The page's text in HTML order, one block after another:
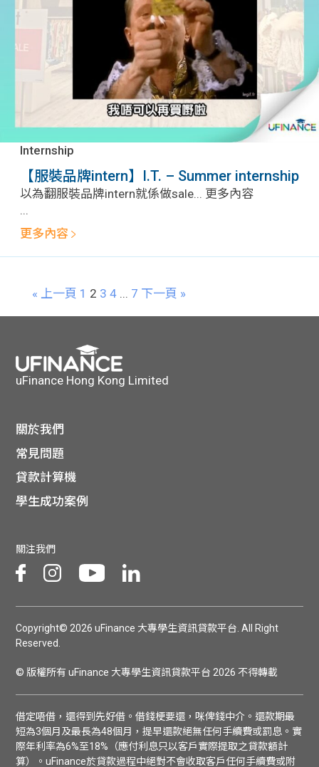
Internship
【服裝品牌intern】I.T. – Summer internship
以為翻服裝品牌intern就係做sale... 更多內容
...
更多內容
« 上一頁 1 2 3 4 ... 7 下一頁 »
uFinance Hong Kong Limited
關於我們
常見問題
貸款計算機
學生成功案例
關注我們
Copyright© 2026 uFinance 大專學生資訊貸款平台. All Right
Reserved.
© 版權所有 uFinance 大專學生資訊貸款平台 2026 不得轉載
借定唔借，還得到先好借。借錢梗要還，咪俾錢中介。還款期最
短為3個月及最長為48個月，提早還款絕無任何手續費或罰息。實
際年利率為6%至18%（應付利息只以客戶實際提取之貸款額計
算）。uFinance於貸款過程中絕對不會收取客戶任何手續費或附